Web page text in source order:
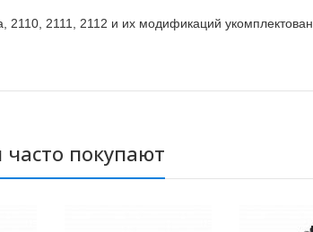
2111, 2112 и их модификаций
часто покупают